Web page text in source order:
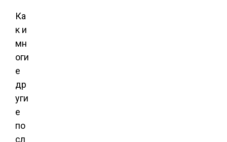
Ка
к и
мн
оги
е
др
уги
е
по
сл